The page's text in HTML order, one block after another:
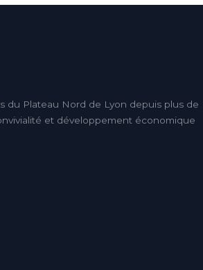
du Plateau Nord de Lyon depuis plus de
et développement économique